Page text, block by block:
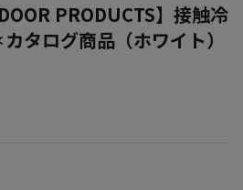
PRODUCTS】接触冷
タログ商品（ホワイト）